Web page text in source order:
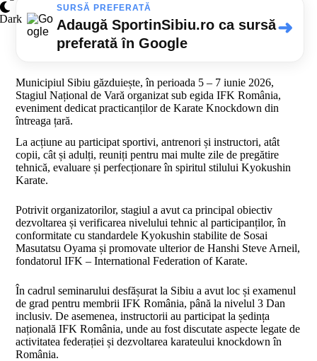
Dark
SURSĂ PREFERATĂ
Adaugă SportinSibiu.ro ca sursă
preferată în Google
➜
Municipiul Sibiu găzduiește, în perioada 5 – 7 iunie 2026,
Stagiul Național de Vară organizat sub egida IFK România,
eveniment dedicat practicanților de Karate Knockdown din
întreaga țară.
La acțiune au participat sportivi, antrenori și instructori, atât
copii, cât și adulți, reuniți pentru mai multe zile de pregătire
tehnică, evaluare și perfecționare în spiritul stilului Kyokushin
Karate.
Potrivit organizatorilor, stagiul a avut ca principal obiectiv
dezvoltarea și verificarea nivelului tehnic al participanților, în
conformitate cu standardele Kyokushin stabilite de Sosai
Masutatsu Oyama și promovate ulterior de Hanshi Steve Arneil,
fondatorul IFK – International Federation of Karate.
În cadrul seminarului desfășurat la Sibiu a avut loc și examenul
de grad pentru membrii IFK România, până la nivelul 3 Dan
inclusiv. De asemenea, instructorii au participat la ședința
națională IFK România, unde au fost discutate aspecte legate de
activitatea federației și dezvoltarea karateului knockdown în
România.